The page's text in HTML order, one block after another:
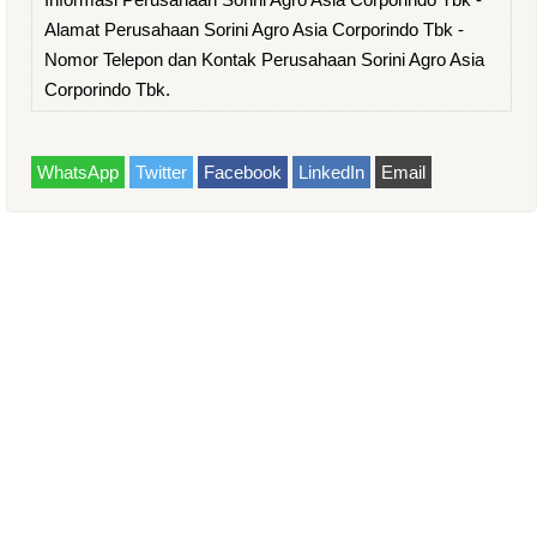
Alamat Perusahaan Sorini Agro Asia Corporindo Tbk -
Nomor Telepon dan Kontak Perusahaan Sorini Agro Asia
Corporindo Tbk.
WhatsApp Twitter Facebook LinkedIn Email